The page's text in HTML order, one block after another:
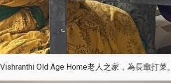
Old Age Home老人之家，為長輩打菜。